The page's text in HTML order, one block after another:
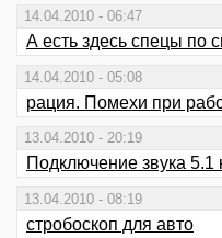
14.04.2010 - 06:47
А есть здесь спецы по
14.04.2010 - 05:08
рация. Помехи при
13.04.2010 - 20:19
Подключение звука 5.1
13.04.2010 - 08:19
стробоскоп для авто